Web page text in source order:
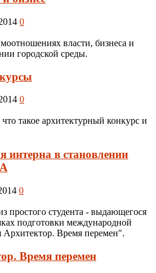
0
власти, бизнеса и
городской среды.
0
такое архитектурный конкурс и
интерна в становлении
0
простого студента - выдающегося
подготовки международной
Время перемен".
Время перемен